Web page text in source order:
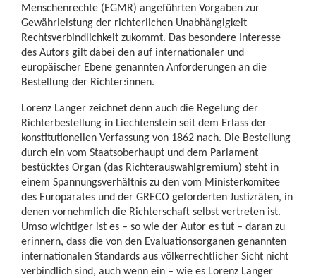
Menschenrechte (EGMR) angeführten Vorgaben zur
Gewährleistung der richterlichen Unabhängigkeit
Rechtsverbindlichkeit zukommt. Das besondere Interesse
des Autors gilt dabei den auf internationaler und
europäischer Ebene genannten Anforderungen an die
Bestellung der Richter:innen.
Lorenz Langer zeichnet denn auch die Regelung der
Richterbestellung in Liechtenstein seit dem Erlass der
konstitutionellen Verfassung von 1862 nach. Die Bestellung
durch ein vom Staatsoberhaupt und dem Parlament
bestücktes Organ (das Richterauswahlgremium) steht in
einem Spannungsverhältnis zu den vom Ministerkomitee
des Europarates und der GRECO geforderten Justizräten, in
denen vornehmlich die Richterschaft selbst vertreten ist.
Umso wichtiger ist es – so wie der Autor es tut – daran zu
erinnern, dass die von den Evaluationsorganen genannten
internationalen Standards aus völkerrechtlicher Sicht nicht
verbindlich sind, auch wenn ein – wie es Lorenz Langer